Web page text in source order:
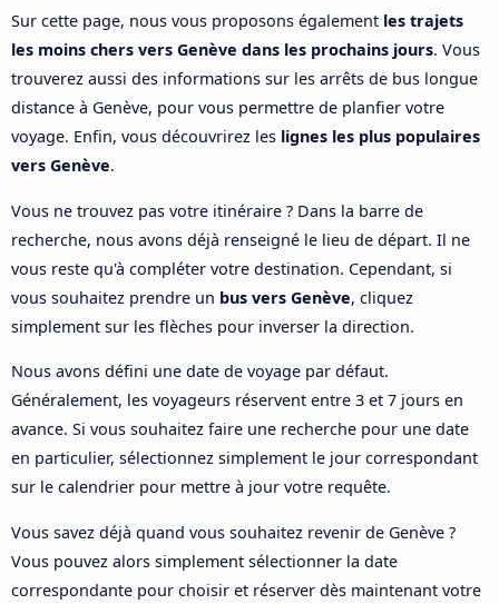
Sur cette page, nous vous proposons également les trajets
les moins chers vers Genève dans les prochains jours. Vous
trouverez aussi des informations sur les arrêts de bus longue
distance à Genève, pour vous permettre de planfier votre
voyage. Enfin, vous découvrirez les lignes les plus populaires
vers Genève.
Vous ne trouvez pas votre itinéraire ? Dans la barre de
recherche, nous avons déjà renseigné le lieu de départ. Il ne
vous reste qu'à compléter votre destination. Cependant, si
vous souhaitez prendre un bus vers Genève, cliquez
simplement sur les flèches pour inverser la direction.
Nous avons défini une date de voyage par défaut.
Généralement, les voyageurs réservent entre 3 et 7 jours en
avance. Si vous souhaitez faire une recherche pour une date
en particulier, sélectionnez simplement le jour correspondant
sur le calendrier pour mettre à jour votre requête.
Vous savez déjà quand vous souhaitez revenir de Genève ?
Vous pouvez alors simplement sélectionner la date
correspondante pour choisir et réserver dès maintenant votre